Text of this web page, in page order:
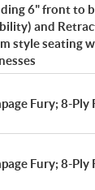
6" front to
and
style seating
Fury; 8-Ply
Fury; 8-Ply